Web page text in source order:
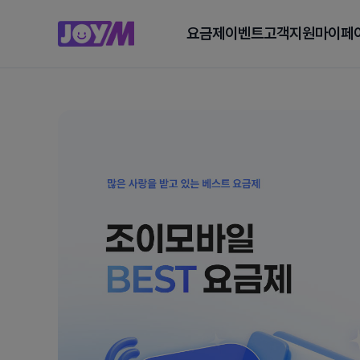
요금제 이벤트고객지원마이페